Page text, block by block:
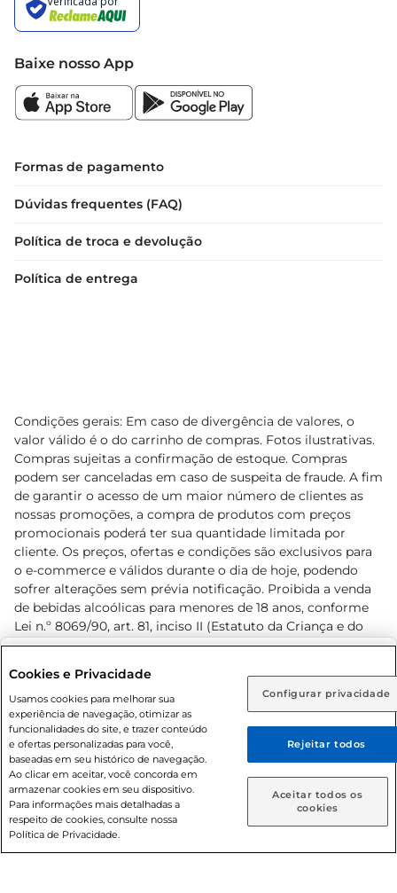
Rio de Janeiro (RJ) Goiás (GO)
Ou
Caso queira comprar online, informe como deseja receber
suas compras:
Entrega em casa Retire em Loja
Baixe nosso App
Formas de pagamento
Dúvidas frequentes (FAQ)
Política de troca e devolução
Política de entrega
Condições gerais: Em caso de divergência de valores, o
valor válido é o do carrinho de compras. Fotos ilustrativas.
Compras sujeitas a confirmação de estoque. Compras
podem ser canceladas em caso de suspeita de fraude. A fim
de garantir o acesso de um maior número de clientes as
nossas promoções, a compra de produtos com preços
promocionais poderá ter sua quantidade limitada por
cliente. Os preços, ofertas e condições são exclusivos para
o e-commerce e válidos durante o dia de hoje, podendo
sofrer alterações sem prévia notificação. Proibida a venda
de bebidas alcoólicas para menores de 18 anos, conforme
Lei n.º 8069/90, art. 81, inciso II (Estatuto da Criança e do
Adolescente). Preços e condições exclusivos para o
prévio. O valor mínimo para as compras on-line é de R$
80,00.
© 2026 Copyright. Todos os direitos
reservados Prezunic.
Cookies e Privacidade
Usamos cookies para melhorar sua
experiência de navegação, otimizar as
funcionalidades do site, e trazer conteúdo
e ofertas personalizadas para você,
baseadas em seu histórico de navegação.
Ao clicar em aceitar, você concorda em
armazenar cookies em seu dispositivo.
Para informações mais detalhadas a
respeito de cookies, consulte nossa
Política de Privacidade.
Configurar privacidade
Rejeitar todos
Aceitar todos os
cookies